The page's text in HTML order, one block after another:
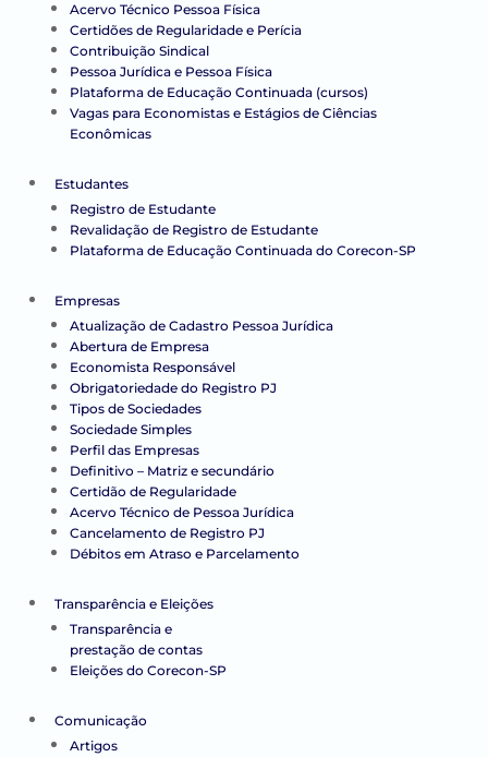
Acervo Técnico Pessoa Física
Certidões de Regularidade e Perícia
Contribuição Sindical
Pessoa Jurídica e Pessoa Física
Plataforma de Educação Continuada (cursos)
Vagas para Economistas e Estágios de Ciências
Econômicas
Estudantes
Registro de Estudante
Revalidação de Registro de Estudante
Plataforma de Educação Continuada do Corecon-SP
Empresas
Atualização de Cadastro Pessoa Jurídica
Abertura de Empresa
Economista Responsável
Obrigatoriedade do Registro PJ
Tipos de Sociedades
Sociedade Simples
Perfil das Empresas
Definitivo – Matriz e secundário
Certidão de Regularidade
Acervo Técnico de Pessoa Jurídica
Cancelamento de Registro PJ
Débitos em Atraso e Parcelamento
Transparência e Eleições
Transparência e
prestação de contas
Eleições do Corecon-SP
Comunicação
Artigos